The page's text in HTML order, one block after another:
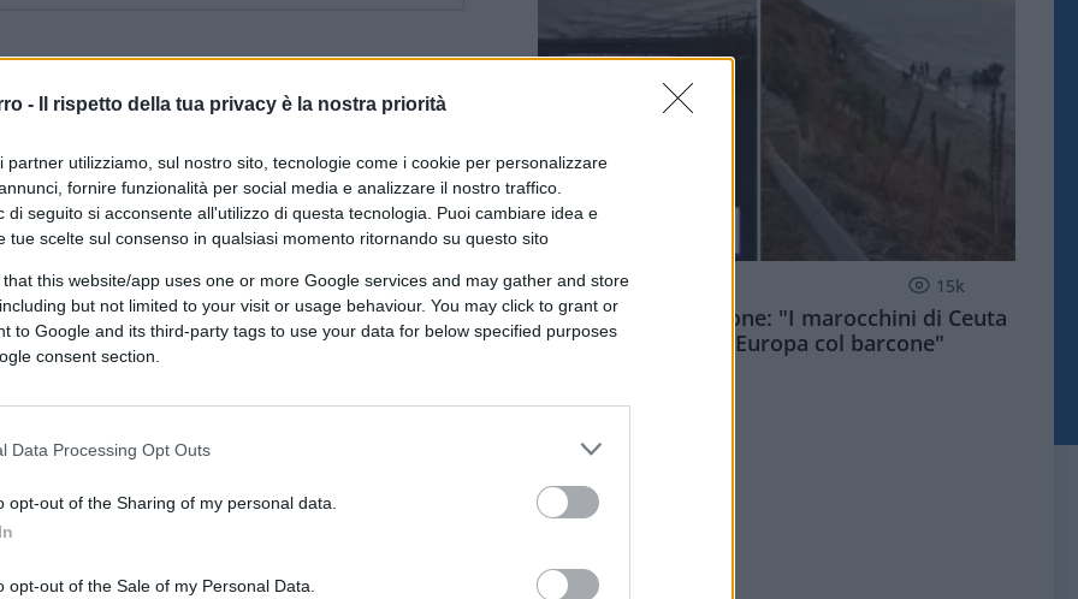
- Il rispetto della tua privacy è la nostra priorità
partner utilizziamo, sul nostro sito, tecnologie come i cookie per personalizzare
fornire funzionalità per social media e analizzare il nostro traffico.
di seguito si acconsente all'utilizzo di questa tecnologia. Puoi cambiare idea e
tue scelte sul consenso in qualsiasi momento ritornando su questo sito
that this website/app uses one or more Google services and may gather and store
but not limited to your visit or usage behaviour. You may click to grant or
to Google and its third-party tags to use your data for below specified purposes
consent section.
Data Processing Opt Outs
opt-out of the Sharing of my personal data.
opt-out of the Sale of my Personal Data.
antifascisti.
gli sfaceli economico-sociali, che impone
stupratori aiutati da una certa,
sti comunisti
ESTERI 15k
Meloni aveva ragione: "I marocchini di Ceuta
sbarcano in Europa col barcone"